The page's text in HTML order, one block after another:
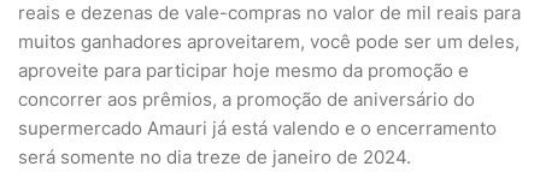
reais e dezenas de vale-compras no valor de mil reais para
muitos ganhadores aproveitarem, você pode ser um deles,
aproveite para participar hoje mesmo da promoção e
concorrer aos prêmios, a promoção de aniversário do
supermercado Amauri já está valendo e o encerramento
será somente no dia treze de janeiro de 2024.